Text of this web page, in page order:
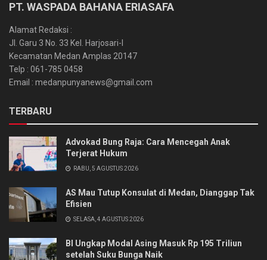
PT. WASPADA BAHANA ERIASAFA
Alamat Redaksi :
Jl. Garu 3 No. 33 Kel. Harjosari-I
Kecamatan Medan Amplas 20147
Telp : 061-785 0458
Email : medanpunyanews@gmail.com
TERBARU
Advokad Bung Raja: Cara Mencegah Anak
Terjerat Hukum
RABU, 5 AGUSTUS 2026
AS Mau Tutup Konsulat di Medan, Dianggap Tak
Efisien
SELASA, 4 AGUSTUS 2026
BI Ungkap Modal Asing Masuk Rp 195 Triliun
setelah Suku Bunga Naik